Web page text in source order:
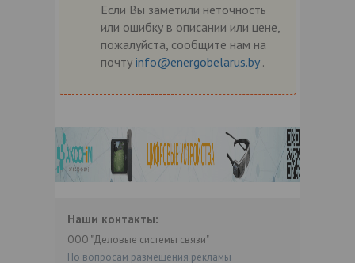
Если Вы заметили неточность
или ошибку в описании или цене,
пожалуйста, сообщите нам на
почту info@energobelarus.by .
Наши контакты:
ООО "Деловые системы связи"
По вопросам размещения рекламы